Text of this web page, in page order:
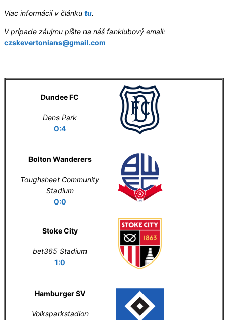
Viac informácií v článku tu.
V prípade záujmu píšte na náš fanklubový email:
czskevertonians@gmail.com
Dundee FC
Dens Park
0:4
Bolton Wanderers
Toughsheet Community
Stadium
0:0
Stoke City
bet365 Stadium
1:0
Hamburger SV
Volksparkstadion